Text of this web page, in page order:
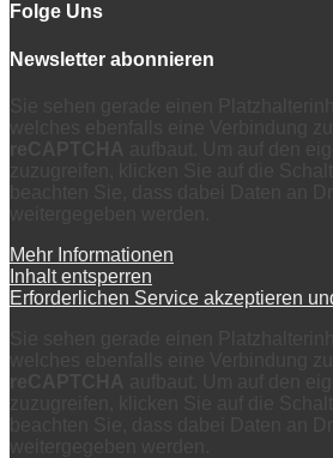
Folge Uns
Newsletter abonnieren
Mehr Informationen
Inhalt entsperren
Erforderlichen Service akzeptieren